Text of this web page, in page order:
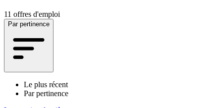
11 offres d'emploi
Par pertinence
Le plus récent
Par pertinence